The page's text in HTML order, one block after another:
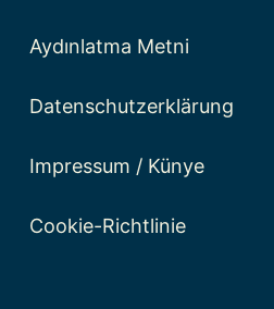
Aydınlatma Metni
Datenschutzerklärung
Impressum / Künye
Cookie-Richtlinie